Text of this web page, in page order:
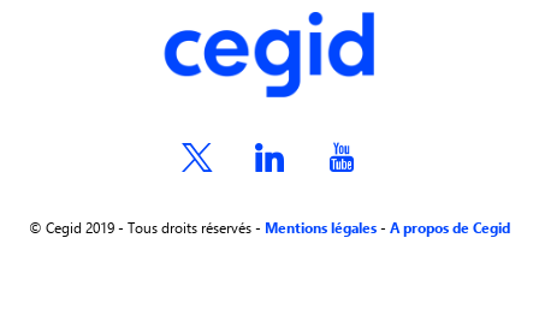
© Cegid 2019 - Tous droits réservés - Mentions légales- A propos de Cegid